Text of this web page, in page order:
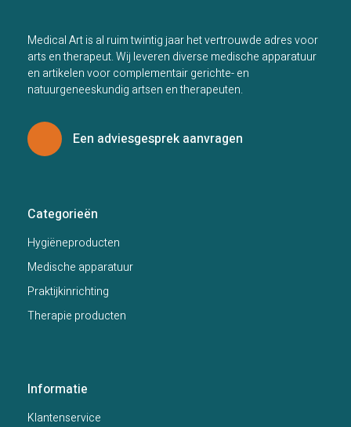
Medical Art is al ruim twintig jaar het vertrouwde adres voor
arts en therapeut. Wij leveren diverse medische apparatuur
en artikelen voor complementair gerichte- en
natuurgeneeskundig artsen en therapeuten.
Een adviesgesprek aanvragen
Categorieën
Hygiëneproducten
Medische apparatuur
Praktijkinrichting
Therapie producten
Informatie
Klantenservice